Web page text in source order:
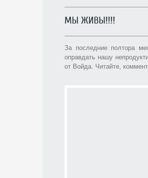
МЫ ЖИВЫ!!!!
За последние полтора
оправдать нашу
от Войда. Читайте,